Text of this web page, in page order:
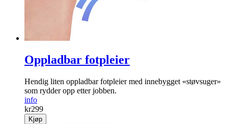
Oppladbar fotpleier
Hendig liten oppladbar fot­pleier med innebygget «støvsuger»
som rydder opp etter jobben.
info
kr299
Kjøp